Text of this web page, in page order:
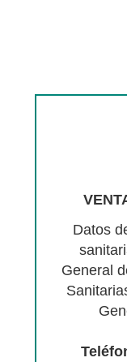
Datos
General